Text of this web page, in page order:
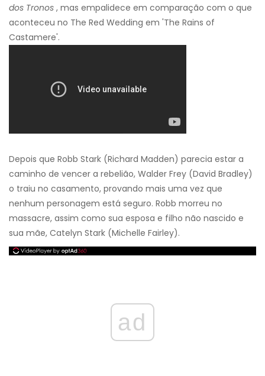
dos Tronos , mas empalidece em comparação com o que
aconteceu no The Red Wedding em 'The Rains of
Castamere'.
Depois que Robb Stark (Richard Madden) parecia estar a
caminho de vencer a rebelião, Walder Frey (David Bradley)
o traiu no casamento, provando mais uma vez que
nenhum personagem está seguro. Robb morreu no
massacre, assim como sua esposa e filho não nascido e
sua mãe, Catelyn Stark (Michelle Fairley).
ad